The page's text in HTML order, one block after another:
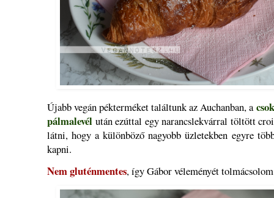
Újabb vegán pékterméket találtunk az Auchanban, a
pálmalevél után ezúttal egy narancslekvárral töltött
látni, hogy a különböző nagyobb üzletekben egyre
kapni.
Nem gluténmentes, így Gábor véleményét